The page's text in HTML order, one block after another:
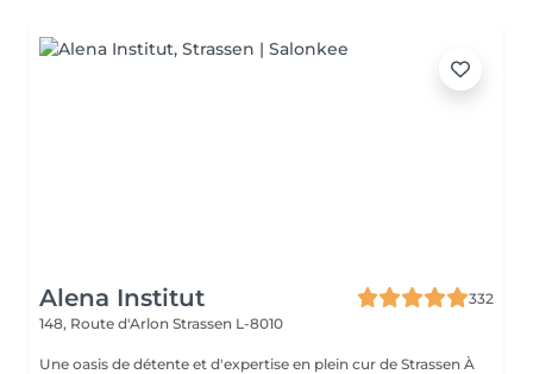
Alena Institut
332
148, Route d'Arlon Strassen L-8010
Une oasis de détente et d'expertise en plein cur de Strassen À